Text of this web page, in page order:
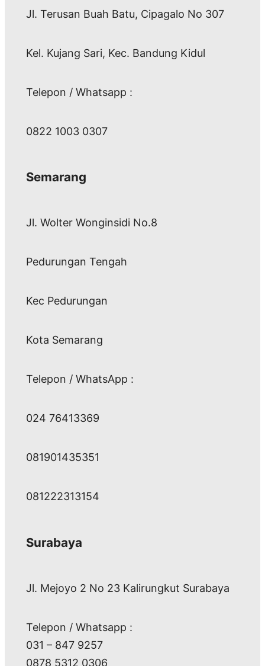
Jl. Terusan Buah Batu, Cipagalo No 307
Kel. Kujang Sari, Kec. Bandung Kidul
Telepon / Whatsapp :
0822 1003 0307
Semarang
Jl. Wolter Wonginsidi No.8
Pedurungan Tengah
Kec Pedurungan
Kota Semarang
Telepon / WhatsApp :
024 76413369
081901435351
081222313154
Surabaya
Jl. Mejoyo 2 No 23 Kalirungkut Surabaya
Telepon / Whatsapp :
031 – 847 9257
0878 5312 0306